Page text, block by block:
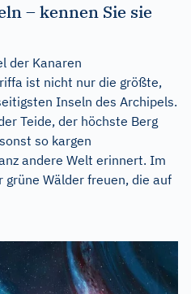
– kennen Sie sie
der Kanaren
ist nicht nur die größte,
Inseln des Archipels.
Teide, der höchste Berg
so kargen
andere Welt erinnert. Im
grüne Wälder freuen, die auf